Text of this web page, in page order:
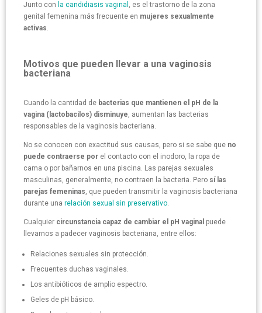
Junto con la candidiasis vaginal , es el trastorno de la zona
genital femenina más frecuente en mujeres sexualmente
activas.
Motivos que pueden llevar a una vaginosis
bacteriana
Cuando la cantidad de bacterias que mantienen el pH de la
vagina (lactobacilos) disminuye, aumentan las bacterias
responsables de la vaginosis bacteriana.
No se conocen con exactitud sus causas, pero si se sabe que no
puede contraerse por el contacto con el inodoro, la ropa de
cama o por bañarnos en una piscina. Las parejas sexuales
masculinas, generalmente, no contraen la bacteria. Pero sí las
parejas femeninas, que pueden transmitir la vaginosis bacteriana
durante una relación sexual sin preservativo.
Cualquier circunstancia capaz de cambiar el pH vaginal puede
llevarnos a padecer vaginosis bacteriana, entre ellos:
Relaciones sexuales sin protección.
Frecuentes duchas vaginales.
Los antibióticos de amplio espectro.
Geles de pH básico.